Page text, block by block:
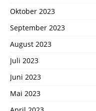
Oktober 2023
September 2023
August 2023
Juli 2023
Juni 2023
Mai 2023